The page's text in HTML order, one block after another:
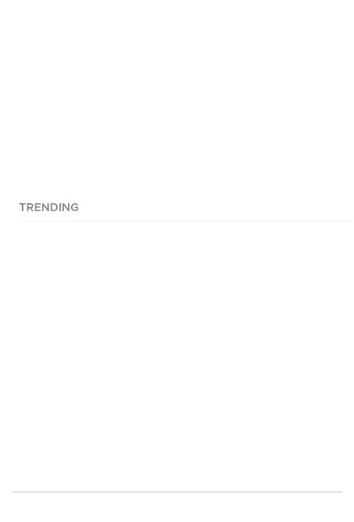
TRENDING